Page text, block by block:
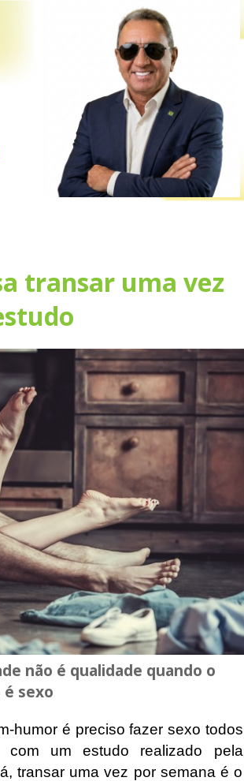
transar uma vez
não é qualidade quando o
sexo
humor é preciso fazer sexo todos
um estudo realizado pela
transar uma vez por semana é o